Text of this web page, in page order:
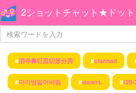
2ショットチャット★ドッ
#滔夺鼻叮皿叨形分房 #clannad
#다이빙밀어버림 #маилъ #t28-